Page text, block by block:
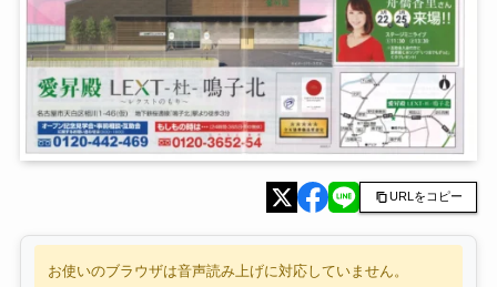
URLをコピー
お使いのブラウザは音声読み上げに対応していません。